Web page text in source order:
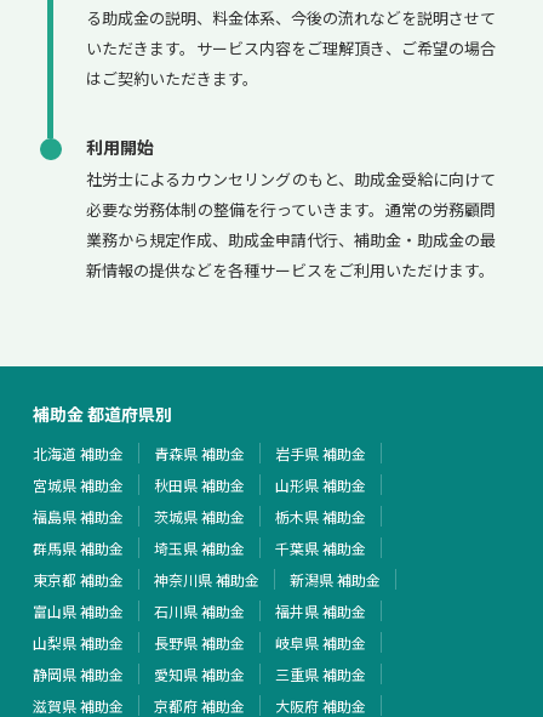
る助成金の説明、料金体系、今後の流れなどを説明させて
いただきます。サービス内容をご理解頂き、ご希望の場合
はご契約いただきます。
利用開始
社労士によるカウンセリングのもと、助成金受給に向けて
必要な労務体制の整備を行っていきます。通常の労務顧問
業務から規定作成、助成金申請代行、補助金・助成金の最
新情報の提供などを各種サービスをご利用いただけます。
補助金 都道府県別
北海道 補助金 青森県 補助金
岩手県 補助金
宮城県 補助金
秋田県 補助金
山形県 補助金
福島県 補助金
茨城県 補助金
栃木県 補助金
群馬県 補助金
埼玉県 補助金
千葉県 補助金
東京都 補助金
神奈川県 補助金
新潟県 補助金
富山県 補助金
石川県 補助金
福井県 補助金
山梨県 補助金
長野県 補助金
岐阜県 補助金
静岡県 補助金
愛知県 補助金
三重県 補助金
滋賀県 補助金
京都府 補助金
大阪府 補助金